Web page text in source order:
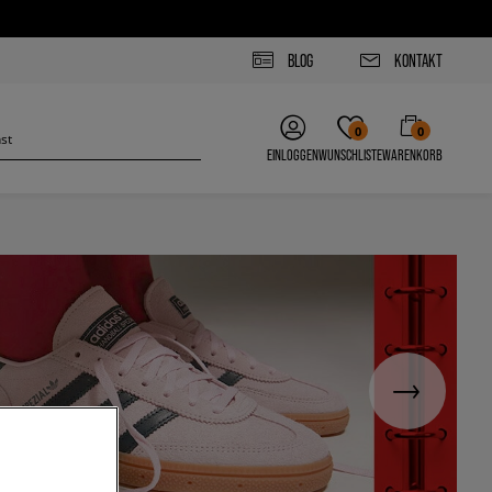
BLOG KONTAKT
EINLOGGEN
0
WUNSCHLISTE
0
WARENKORB